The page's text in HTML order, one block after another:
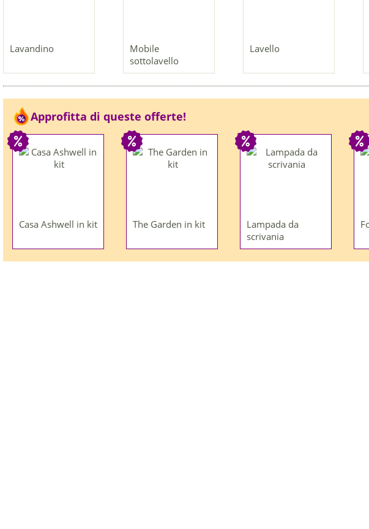
Lavandino
Mobile
sottolavello
Lavello
Approfitta di queste offerte!
Casa Ashwell in kit The Garden in kit
Lampada da
scrivania